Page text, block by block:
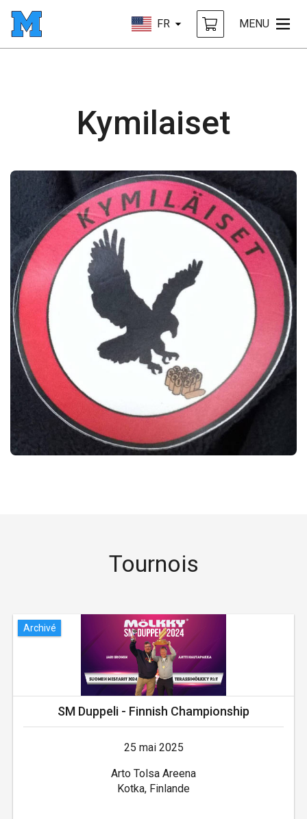
FR MENU
Kymilaiset
Tournois
Archivé
SM Duppeli - Finnish Championship
25 mai 2025
Arto Tolsa Areena
Kotka, Finlande